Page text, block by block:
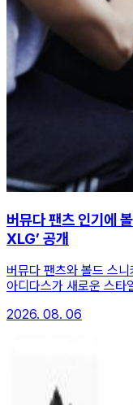
버뮤다 팬츠 인기에
XLG’ 공개
버뮤다 팬츠와 볼드 스
아디다스가 새로운 스타
2026. 08. 06